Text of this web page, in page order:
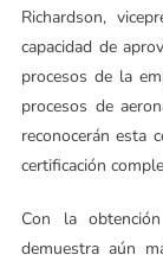
Richardson,
capacidad de
procesos de la
procesos de
reconocerán esta
certificación
Con la
demuestra aún